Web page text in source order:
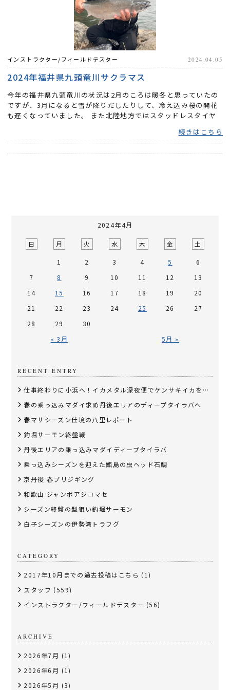
インストラクター/フィールドテスター 2024.04.05
2024年福井県九頭竜川サクラマス
今年の福井県九頭竜川の状況は2月のころは暖冬と思っていたの
ですが、3月になると雪が降りだしたりして、冷え込み桜の開花
も遅くなっていました。 また北陸地方ではスタッドレスタイヤ
続きはこちら
2024年4月
日 月 火 水 木 金 土
« 3月 5月 »
1 2 3 4 5
6
7
8 9 10 11 12
13
14
15 16 17 18 19
20
21
22 23 24 25 26
27
28
29 30
RECENT ENTRY
仕事終わりに小浜へ！イカメタル深夜便でケンサキイカを狙う
春の乗っ込みマダイ求め丹後エリアのディープタイラバへ
春マサシーズン佳境の八里レポート
釣堀サーモン終盤戦
丹後エリアの乗っ込みマダイディープタイラバ
乗っ込みシーズンを迎えた甑島の虫ヘッド石鯛
京丹後 春ブリジギング
和歌山 ジャンボアジコマセ
シーズン終盤の型狙い釣堀サーモン
白子シーズンの伊勢湾トラフグ
CATEGORY
2017年10月までの過去投稿はこちら (1)
スタッフ (559)
インストラクター/フィールドテスター (56)
ARCHIVE
2026年7月 (1)
2026年6月 (1)
2026年5月 (3)